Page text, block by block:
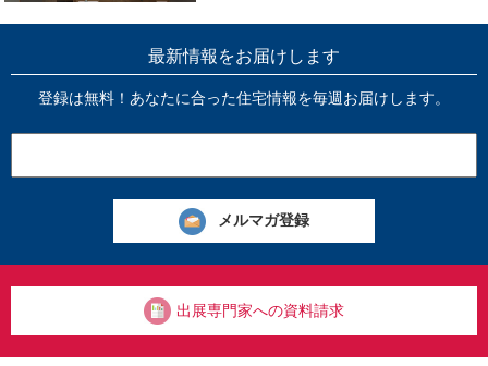
最新情報をお届けします
登録は無料！あなたに合った住宅情報を毎週お届けします。
出展専門家への資料請求